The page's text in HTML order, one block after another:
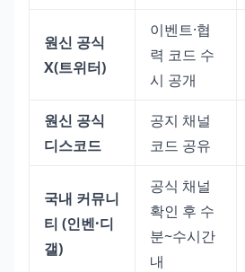
원신 공식
X(트위터)
이벤트·협
력 코드 수
시 공개
원신 공식
디스코드
공지 채널
코드 공유
국내 커뮤니
티 (인벤·디
갤)
공식 채널
확인 후 수
분~수시간
내